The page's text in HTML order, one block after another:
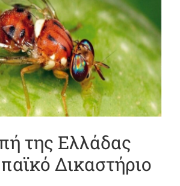
της Ελλάδας
Δικαστήριο